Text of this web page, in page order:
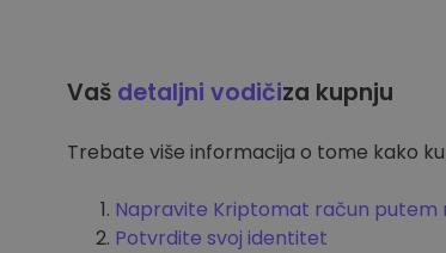
Vaš detaljni vodičiza kupnju
Trebate više informacija o tome kako
Napravite Kriptomat račun putem
Potvrdite svoj identitet